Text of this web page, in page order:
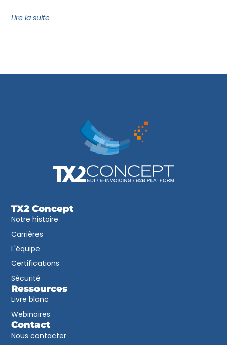
Lire la suite
TX2 Concept
Notre histoire
Carrières
L'équipe
Certifications
Sécurité
Ressources
Livre blanc
Webinaires
Contact
Nous contacter